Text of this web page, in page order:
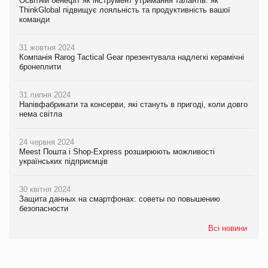
ThinkGlobal підвищує лояльність та продуктивність вашої
команди
31 жовтня 2024
Компанія Rarog Tactical Gear презентувала надлегкі керамічні
бронеплити
31 липня 2024
Напівфабрикати та консерви, які стануть в пригоді, коли довго
нема світла
24 червня 2024
Meest Пошта і Shop-Express розширюють можливості
українських підприємців
30 квітня 2024
Защита данных на смартфонах: советы по повышению
безопасности
Всі новини